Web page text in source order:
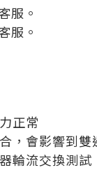
服。
服。
正常
，會影響到雙
輪流交換測